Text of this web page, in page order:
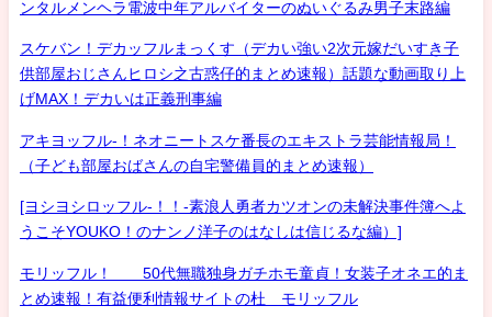
ンタルメンヘラ電波中年アルバイターのぬいぐるみ男子末路編
スケバン！デカッフルまっくす（デカい強い2次元嫁だいすき子
供部屋おじさんヒロシ之古惑仔的まとめ速報）話題な動画取り上
げMAX！デカいは正義刑事編
アキヨッフル-！ネオニートスケ番長のエキストラ芸能情報局！
（子ども部屋おばさんの自宅警備員的まとめ速報）
[ヨシヨシロッフル-！！-素浪人勇者カツオンの未解決事件簿へよ
うこそYOUKO！のナンノ洋子のはなしは信じるな編）]
モリッフル！ 50代無職独身ガチホモ童貞！女装子オネエ的ま
とめ速報！有益便利情報サイトの杜 モリッフル